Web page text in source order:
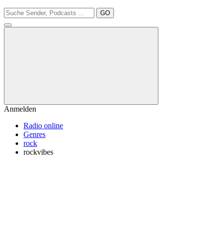
GO
Anmelden
Radio online
Genres
rock
rockvibes